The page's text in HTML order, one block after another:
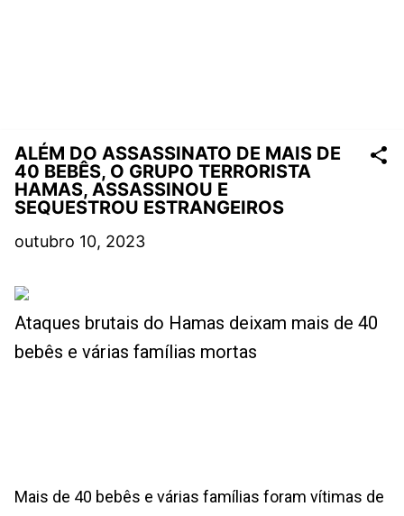
ALÉM DO ASSASSINATO DE MAIS DE
40 BEBÊS, O GRUPO TERRORISTA
HAMAS, ASSASSINOU E
SEQUESTROU ESTRANGEIROS
outubro 10, 2023
Ataques brutais do Hamas deixam mais de 40
bebês e várias famílias mortas
Mais de 40 bebês e várias famílias foram vítimas de